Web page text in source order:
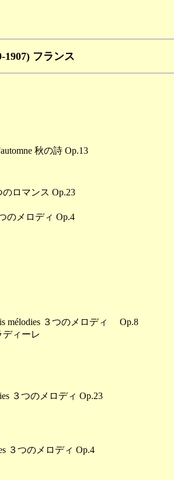
1907) フランス
秋の詩 Op.13
ロマンス Op.23
のメロディ Op.4
mélodies ３つのメロディ Op.8
ィーレ
３つのメロディ Op.23
３つのメロディ Op.4